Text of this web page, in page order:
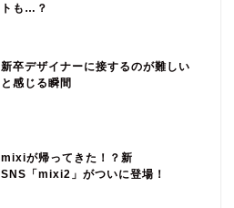
トも…？
新卒デザイナーに接するのが難しい
と感じる瞬間
mixiが帰ってきた！？新
SNS「mixi2」がついに登場！